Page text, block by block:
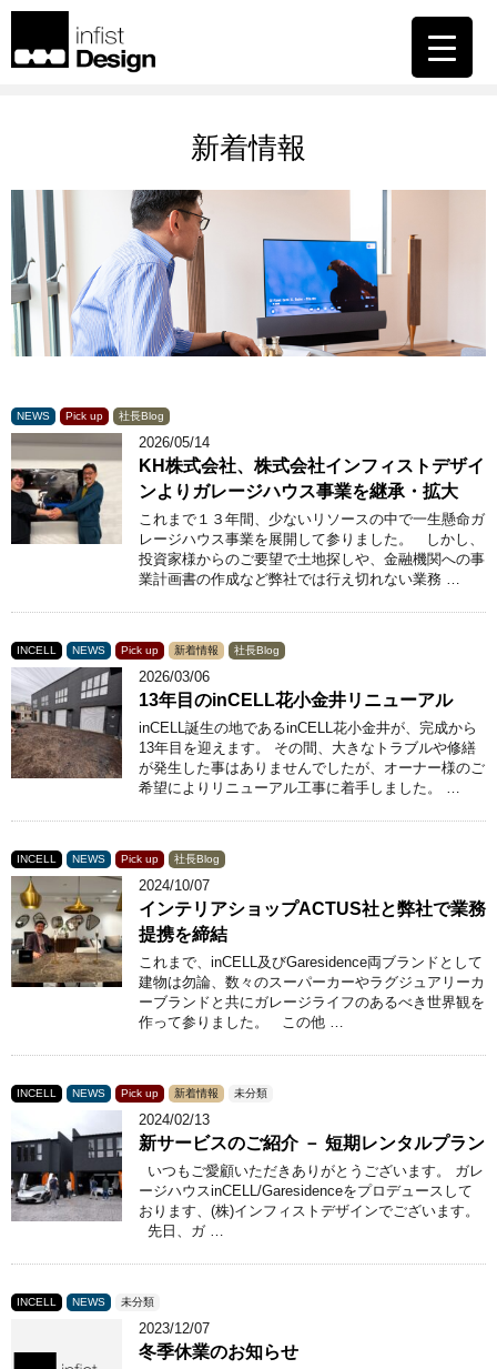
新着情報
NEWS Pick up 社長Blog
2026/05/14
KH株式会社、株式会社インフィストデザイ
ンよりガレージハウス事業を継承・拡大
これまで１３年間、少ないリソースの中で一生懸命ガ
レージハウス事業を展開して参りました。 しかし、
投資家様からのご要望で土地探しや、金融機関への事
業計画書の作成など弊社では行え切れない業務 …
INCELL NEWS Pick up 新着情報 社長Blog
2026/03/06
13年目のinCELL花小金井リニューアル
inCELL誕生の地であるinCELL花小金井が、完成から
13年目を迎えます。 その間、大きなトラブルや修繕
が発生した事はありませんでしたが、オーナー様のご
希望によりリニューアル工事に着手しました。 …
INCELL NEWS Pick up 社長Blog
2024/10/07
インテリアショップACTUS社と弊社で業務
提携を締結
これまで、inCELL及びGaresidence両ブランドとして
建物は勿論、数々のスーパーカーやラグジュアリーカ
ーブランドと共にガレージライフのあるべき世界観を
作って参りました。 この他 …
INCELL NEWS Pick up 新着情報 未分類
2024/02/13
新サービスのご紹介 － 短期レンタルプラン
いつもご愛顧いただきありがとうございます。 ガレ
ージハウスinCELL/Garesidenceをプロデュースして
おります、(株)インフィストデザインでございます。
先日、ガ …
INCELL NEWS 未分類
2023/12/07
冬季休業のお知らせ